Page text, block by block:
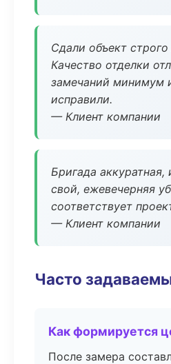
Сдали объект строго
Качество отделки
замечаний минимум
исправили.
— Клиент компании
Бригада аккуратная,
свой, ежевечерняя
соответствует
— Клиент компании
Часто
Как формируется
После замера